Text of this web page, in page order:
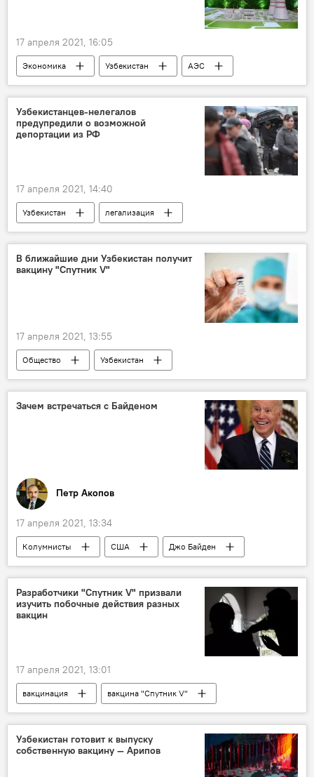
17 апреля 2021, 16:05
Экономика Узбекистан
АЭС
Строительство АЭС в Узбекистане
Узбекистанцев-нелегалов
предупредили о возможной
депортации из РФ
17 апреля 2021, 14:40
Узбекистан
легализация
депортация
трудовые мигранты
В ближайшие дни Узбекистан получит
вакцину "Спутник V"
17 апреля 2021, 13:55
Общество
Узбекистан
Абдулла Арипов
вакцина "Спутник V"
Зачем встречаться с Байденом
Петр Акопов
17 апреля 2021, 13:34
Колумнисты США Джо Байден
Разработчики "Спутник V" призвали
изучить побочные действия разных
вакцин
17 апреля 2021, 13:01
вакцинация
вакцина "Спутник V"
В мире
Узбекистан готовит к выпуску
собственную вакцину — Арипов